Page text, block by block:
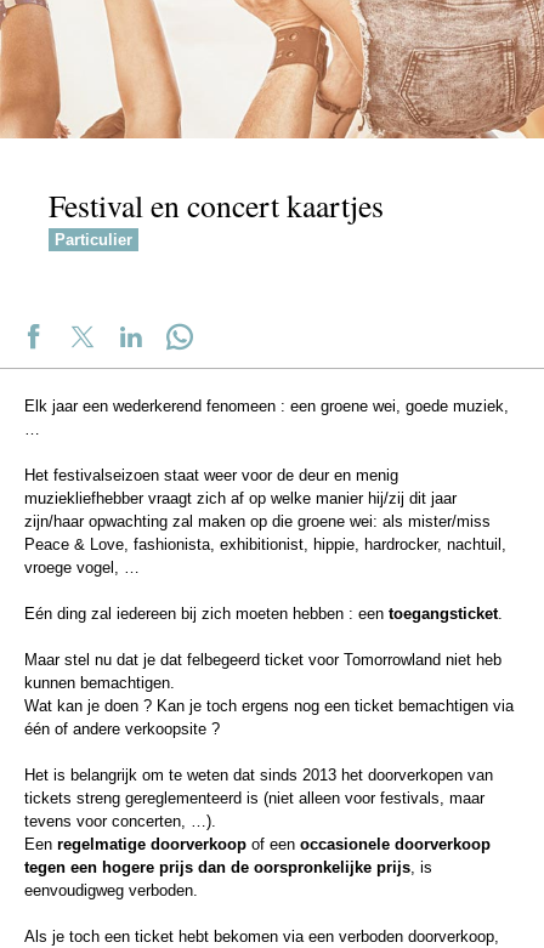
Festival en concert kaartjes
Particulier
Elk jaar een wederkerend fenomeen : een groene wei, goede muziek,
…
Het festivalseizoen staat weer voor de deur en menig
muziekliefhebber vraagt zich af op welke manier hij/zij dit jaar
zijn/haar opwachting zal maken op die groene wei: als mister/miss
Peace & Love, fashionista, exhibitionist, hippie, hardrocker, nachtuil,
vroege vogel, …
Eén ding zal iedereen bij zich moeten hebben : een toegangsticket.
Maar stel nu dat je dat felbegeerd ticket voor Tomorrowland niet heb
kunnen bemachtigen.
Wat kan je doen ? Kan je toch ergens nog een ticket bemachtigen via
één of andere verkoopsite ?
Het is belangrijk om te weten dat sinds 2013 het doorverkopen van
tickets streng gereglementeerd is (niet alleen voor festivals, maar
tevens voor concerten, …).
Een regelmatige doorverkoop of een occasionele doorverkoop
tegen een hogere prijs dan de oorspronkelijke prijs, is
eenvoudigweg verboden.
Als je toch een ticket hebt bekomen via een verboden doorverkoop,